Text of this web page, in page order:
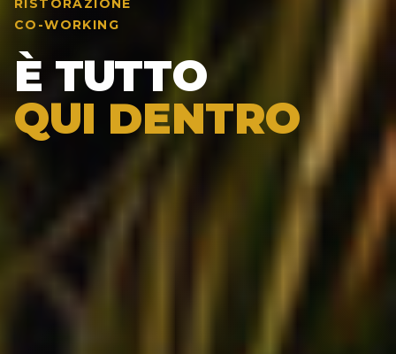
RISTORAZIONE
CO-WORKING
È TUTTO
QUI DENTRO